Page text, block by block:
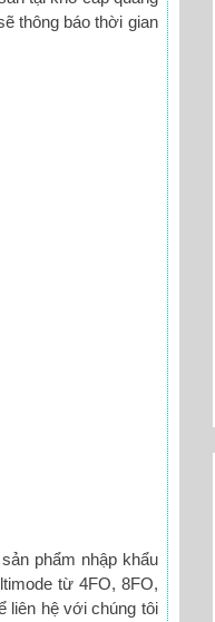
thông báo thời gian
phẩm nhập khẩu
từ 4FO, 8FO,
liên hệ với chúng tôi